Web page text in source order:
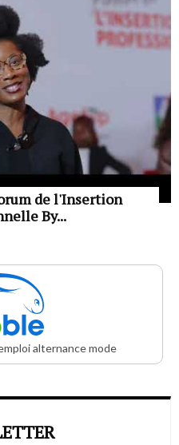
de l'Insertion
By...
alternance mode